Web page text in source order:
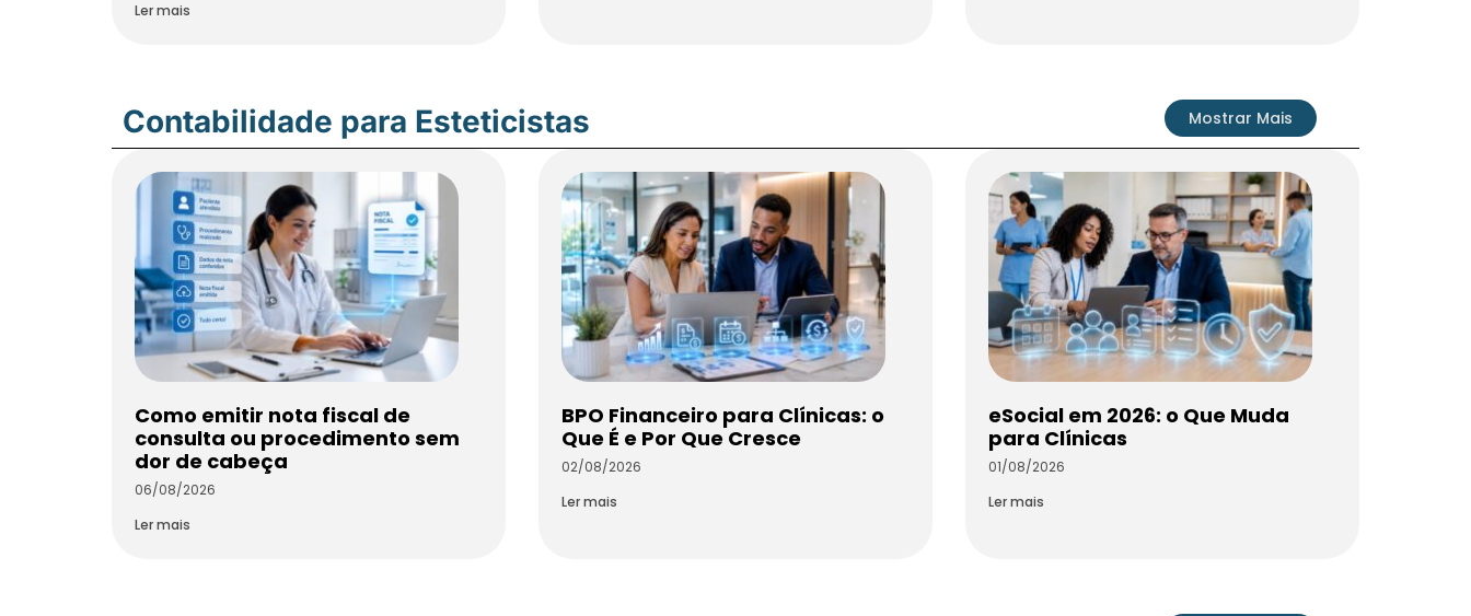
Ler mais
Contabilidade para Esteticistas Mostrar Mais
Como emitir nota fiscal de
consulta ou procedimento sem
dor de cabeça
06/08/2026
Ler mais
BPO Financeiro para Clínicas: o
Que É e Por Que Cresce
02/08/2026
Ler mais
eSocial em 2026: o Que Muda
para Clínicas
01/08/2026
Ler mais